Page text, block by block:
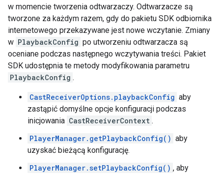
w momencie tworzenia odtwarzaczy. Odtwarzacze są
tworzone za każdym razem, gdy do pakietu SDK odbiornika
internetowego przekazywane jest nowe wczytanie. Zmiany
w PlaybackConfig po utworzeniu odtwarzacza są
oceniane podczas następnego wczytywania treści. Pakiet
SDK udostępnia te metody modyfikowania parametru
PlaybackConfig .
CastReceiverOptions.playbackConfig aby
zastąpić domyślne opcje konfiguracji podczas
inicjowania CastReceiverContext .
PlayerManager.getPlaybackConfig() aby
uzyskać bieżącą konfigurację.
PlayerManager.setPlaybackConfig() , aby